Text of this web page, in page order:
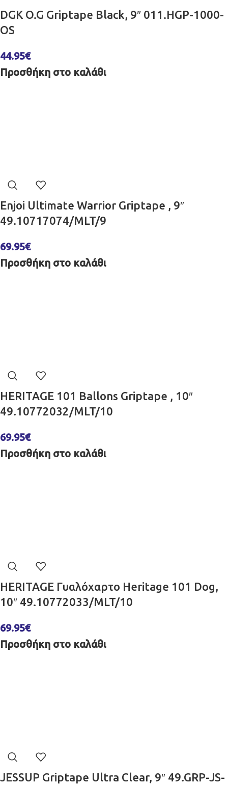
DGK O.G Griptape Black, 9″ 011.HGP-1000-
OS
44.95€
Προσθήκη στο καλάθι
Enjoi Ultimate Warrior Griptape , 9″
49.10717074/MLT/9
69.95€
Προσθήκη στο καλάθι
HERITAGE 101 Ballons Griptape , 10″
49.10772032/MLT/10
69.95€
Προσθήκη στο καλάθι
HERITAGE Γυαλόχαρτο Heritage 101 Dog,
10″ 49.10772033/MLT/10
69.95€
Προσθήκη στο καλάθι
JESSUP Griptape Ultra Clear, 9″ 49.GRP-JS-